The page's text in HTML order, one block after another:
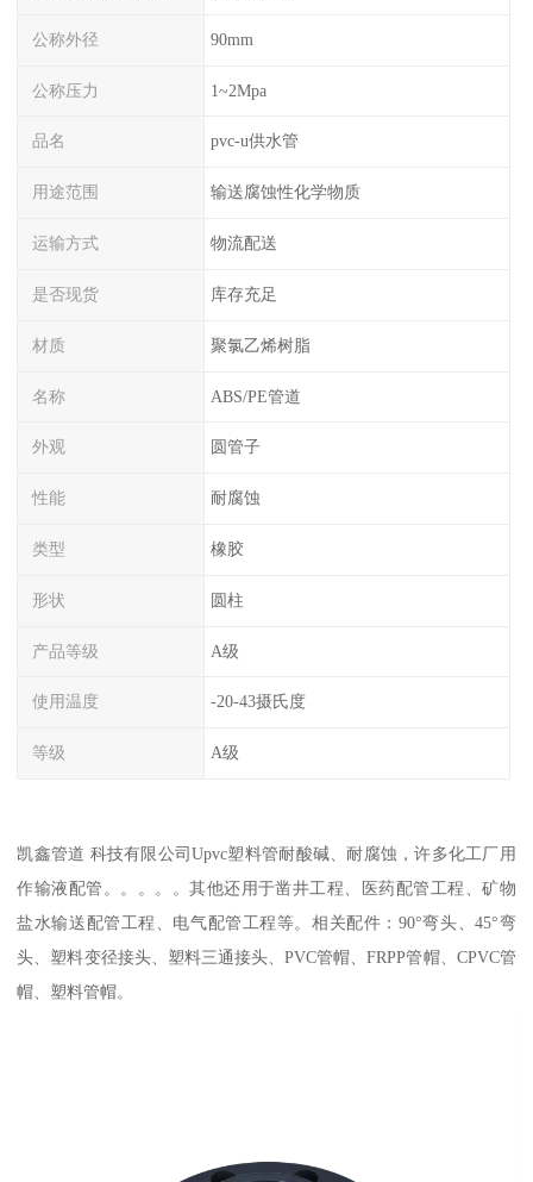
公称外径 90mm
公称压力 1~2Mpa
品名 pvc-u供水管
用途范围 输送腐蚀性化学物质
运输方式 物流配送
是否现货 库存充足
材质 聚氯乙烯树脂
名称 ABS/PE管道
外观 圆管子
性能 耐腐蚀
类型 橡胶
形状 圆柱
产品等级 A级
使用温度 -20-43摄氏度
等级 A级
凯鑫管道 科技有限公司Upvc塑料管耐酸碱、耐腐蚀，许多化工厂用
作输液配管。。。。。其他还用于凿井工程、医药配管工程、矿物
盐水输送配管工程、电气配管工程等。相关配件：90°弯头、45°弯
头、塑料变径接头、塑料三通接头、PVC管帽、FRPP管帽、CPVC管
帽、塑料管帽。